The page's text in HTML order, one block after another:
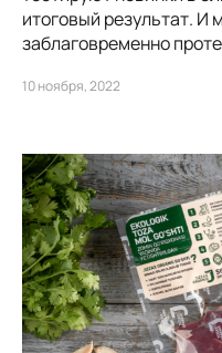
итоговый результат.
заблаговременно
10 ноября, 2022